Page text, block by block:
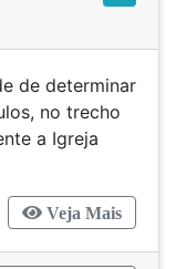
de determinar
no trecho
a Igreja
Veja Mais